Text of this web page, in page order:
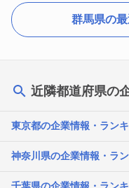
群馬県の
近隣都道府県の
東京都の企業情報・ラン
神奈川県の企業情報・ラ